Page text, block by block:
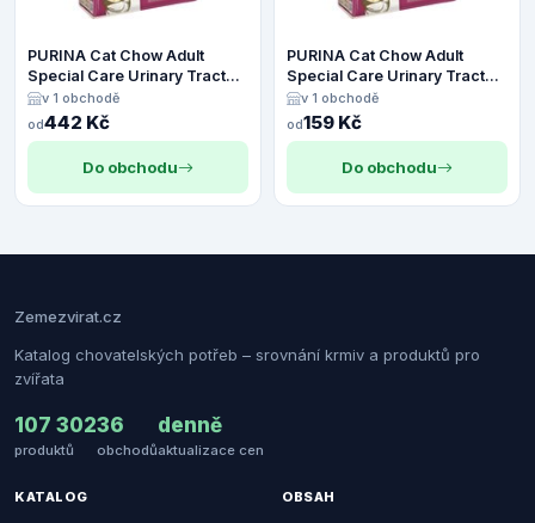
PURINA Cat Chow Adult
Special Care Urinary Tract
Health - 4,5 kg
v 1 obchodě
od442 Kč
Do obchodu
PURINA Cat Chow Adult
Special Care Urinary Tract
Health - 1,5 kg
v 1 obchodě
od159 Kč
Do obchodu
Zemezvirat.cz
Katalog chovatelských potřeb – srovnání krmiv a produktů pro
zvířata
107 302
produktů
36
obchodů
denně
aktualizace cen
KATALOG OBSAH